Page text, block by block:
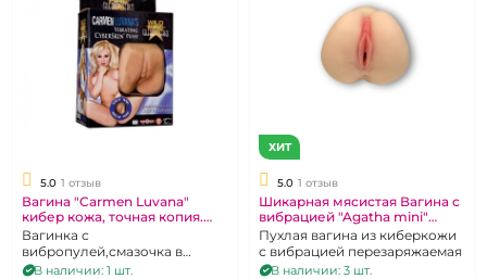
5.0 1 отзыв
Вагина "Carmen Luvana"
кибер кожа, точная копия.
США.
Вагинка с
вибропулей,смазочка в
комплекте
В наличии: 1 шт.
ХИТ
5.0 1 отзыв
Шикарная мясистая Вагина с
вибрацией "Agatha mini"
кибер кожа
Пухлая вагина из киберкожи
с вибрацией перезаряжаемая
В наличии: 3 шт.